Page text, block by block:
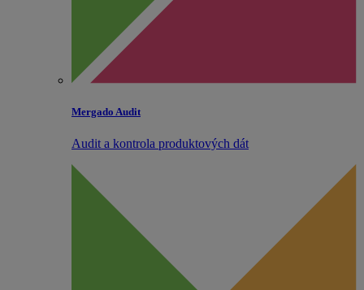
Mergado Audit
Audit a kontrola produktových dát